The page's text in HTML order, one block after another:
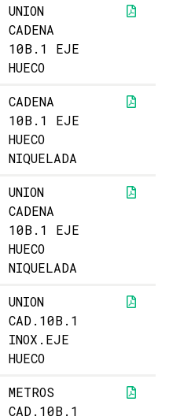
UNION
CADENA
10B.1 EJE
HUECO
CADENA
10B.1 EJE
HUECO
NIQUELADA
UNION
CADENA
10B.1 EJE
HUECO
NIQUELADA
UNION
CAD.10B.1
INOX.EJE
HUECO
METROS
CAD.10B.1